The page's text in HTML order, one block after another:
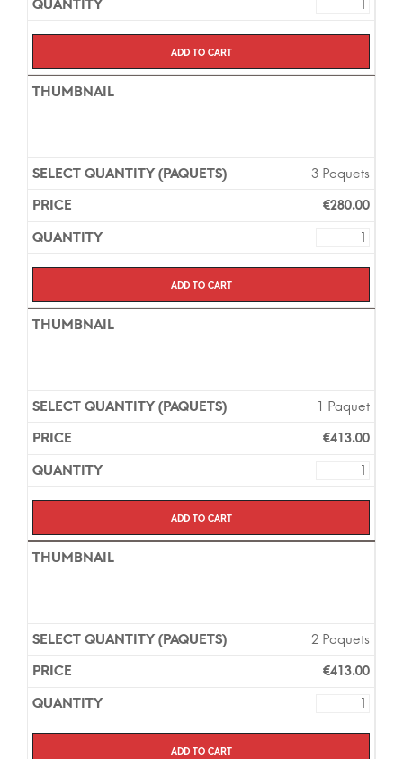
Add to cart
3 Paquets
€280.00
Add to cart
1 Paquet
€413.00
Add to cart
2 Paquets
€413.00
Add to cart